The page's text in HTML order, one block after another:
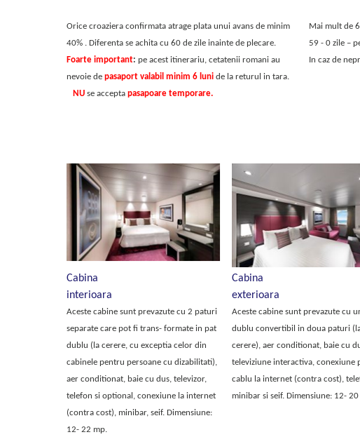
Orice croaziera confirmata atrage plata unui avans de minim
40% . Diferenta se achita cu 60 de zile inainte de plecare.
Foarte important: pe acest itinerariu, cetatenii romani au
nevoie de pasaport valabil minim 6 lunide la returul in tara.
NUse accepta pasapoare temporare.
Mai mult de
59 - 0 zile –
In caz de
Cabina
interioara
Cabina
exterioara
Aceste cabine sunt prevazute cu 2 paturi
separate care pot fi trans- formate in pat
dublu (la cerere, cu exceptia celor din
cabinele pentru persoane cu dizabilitati),
aer conditionat, baie cu dus, televizor,
telefon si optional, conexiune la internet
(contra cost), minibar, seif. Dimensiune:
12- 22 mp.
Aceste cabine sunt prevazute cu
dublu convertibil in doua paturi
cerere), aer conditionat, baie cu
televiziune interactiva, conexiune
cablu la internet (contra cost),
minibar si seif. Dimensiune: 12-